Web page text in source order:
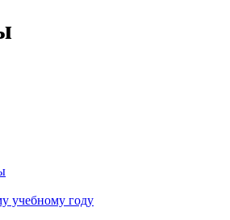
учебному году